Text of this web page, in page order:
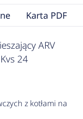
Karta PDF
ARV
24
z kotłami na